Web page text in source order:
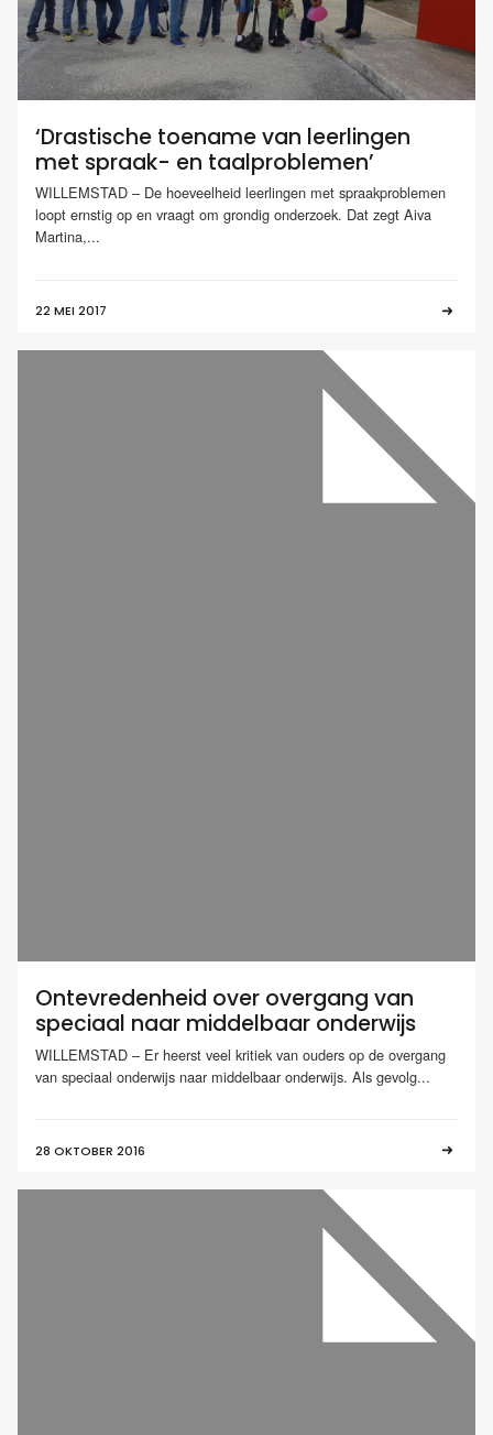
‘Drastische toename van leerlingen
met spraak- en taalproblemen’
WILLEMSTAD – De hoeveelheid leerlingen met spraakproblemen
loopt ernstig op en vraagt om grondig onderzoek. Dat zegt Aiva
Martina,...
22 MEI 2017
Ontevredenheid over overgang van
speciaal naar middelbaar onderwijs
WILLEMSTAD – Er heerst veel kritiek van ouders op de overgang
van speciaal onderwijs naar middelbaar onderwijs. Als gevolg...
28 OKTOBER 2016